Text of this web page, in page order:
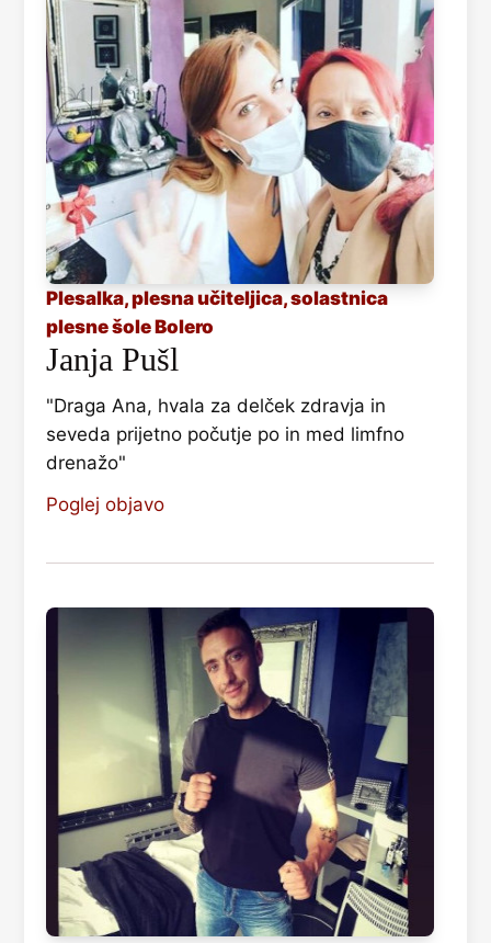
Plesalka, plesna učiteljica, solastnica
plesne šole Bolero
Janja Pušl
"Draga Ana, hvala za delček zdravja in
seveda prijetno počutje po in med limfno
drenažo"
Poglej objavo